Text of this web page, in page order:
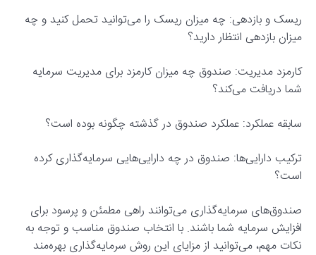
ریسک و بازدهی: چه میزان ریسک را می‌توانید تحمل کنید و چه
میزان بازدهی انتظار دارید؟
کارمزد مدیریت: صندوق چه میزان کارمزد برای مدیریت سرمایه
شما دریافت می‌کند؟
سابقه عملکرد: عملکرد صندوق در گذشته چگونه بوده است؟
ترکیب دارایی‌ها: صندوق در چه دارایی‌هایی سرمایه‌گذاری کرده
است؟
صندوق‌های سرمایه‌گذاری می‌توانند راهی مطمئن و پرسود برای
افزایش سرمایه شما باشند. با انتخاب صندوق مناسب و توجه به
نکات مهم، می‌توانید از مزایای این روش سرمایه‌گذاری بهره‌مند